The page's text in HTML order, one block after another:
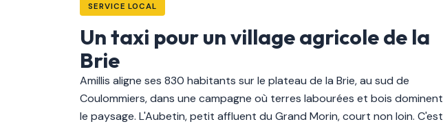
SERVICE LOCAL
Un taxi pour un village agricole de la
Brie
Amillis aligne ses 830 habitants sur le plateau de la Brie, au sud de
Coulommiers, dans une campagne où terres labourées et bois dominent
le paysage. L'Aubetin, petit affluent du Grand Morin, court non loin. C'est